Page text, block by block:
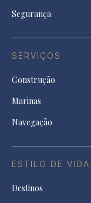
Segurança
SERVIÇOS
Construção
Marinas
Navegação
ESTILO DE VIDA
Destinos